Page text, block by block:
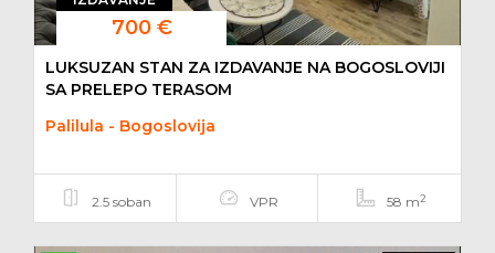
700 €
LUKSUZAN STAN ZA IZDAVANJE NA BOGOSLOVIJI
SA PRELEPO TERASOM
Palilula - Bogoslovija
2.5 soban VPR 58 m2